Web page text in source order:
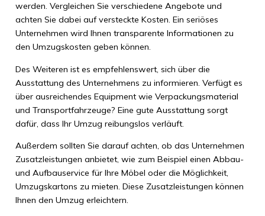
werden. Vergleichen Sie verschiedene Angebote und
achten Sie dabei auf versteckte Kosten. Ein seriöses
Unternehmen wird Ihnen transparente Informationen zu
den Umzugskosten geben können.
Des Weiteren ist es empfehlenswert, sich über die
Ausstattung des Unternehmens zu informieren. Verfügt es
über ausreichendes Equipment wie Verpackungsmaterial
und Transportfahrzeuge? Eine gute Ausstattung sorgt
dafür, dass Ihr Umzug reibungslos verläuft.
Außerdem sollten Sie darauf achten, ob das Unternehmen
Zusatzleistungen anbietet, wie zum Beispiel einen Abbau-
und Aufbauservice für Ihre Möbel oder die Möglichkeit,
Umzugskartons zu mieten. Diese Zusatzleistungen können
Ihnen den Umzug erleichtern.